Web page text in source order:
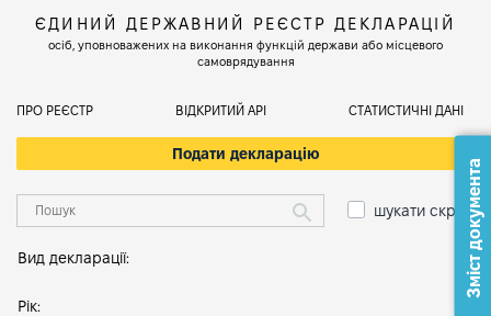
ЄДИНИЙ ДЕРЖАВНИЙ РЕЄСТР ДЕКЛАРАЦІЙ
осіб, уповноважених на виконання функцій держави або місцевого
самоврядування
ПРО РЕЄСТР ВІДКРИТИЙ АРІ СТАТИСТИЧНІ ДАНІ
Подати декларацію
шукати скрізь
Вид декларації:
Рік:
Зміст документа